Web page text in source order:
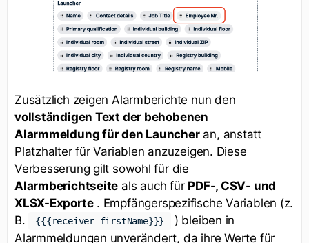
Zusätzlich zeigen Alarmberichte nun den
vollständigen Text der behobenen
Alarmmeldung für den Launcheran, anstatt
Platzhalter für Variablen anzuzeigen. Diese
Verbesserung gilt sowohl für die
Alarmberichtseite als auch für PDF-, CSV- und
XLSX-Exporte. Empfängerspezifische Variablen (z.
B.
{{{receiver_firstName}}}
) bleiben in
Alarmmeldungen unverändert, da ihre Werte für